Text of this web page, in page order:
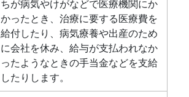
ちが病気やけがなどで医療機関にか
かったとき、治療に要する医療費を
給付したり、病気療養や出産のため
に会社を休み、給与が支払われなか
ったようなときの手当金などを支給
したりします。